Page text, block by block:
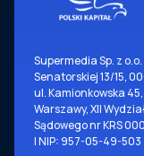
Supermedia Sp. z
Senatorskiej 13/15,
ul. Kamionkowska
Warszawy, XII
Sądowego nr KRS
| NIP: 957-05-49-503